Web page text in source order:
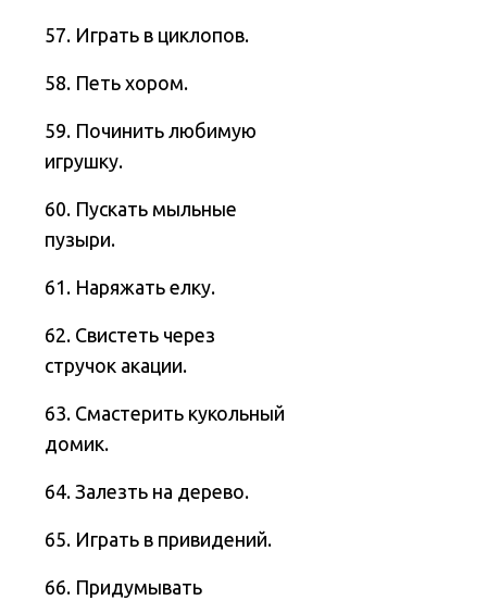
57. Играть в циклопов.
58. Петь хором.
59. Починить любимую
игрушку.
60. Пускать мыльные
пузыри.
61. Наряжать елку.
62. Свистеть через
стручок акации.
63. Смастерить кукольный
домик.
64. Залезть на дерево.
65. Играть в привидений.
66. Придумывать